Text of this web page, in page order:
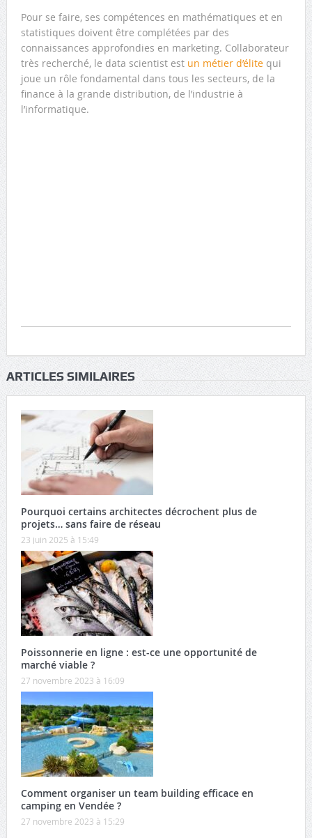
Pour se faire, ses compétences en mathématiques et en
statistiques doivent être complétées par des
connaissances approfondies en marketing. Collaborateur
très recherché, le data scientist est un métier d’élitequi
joue un rôle fondamental dans tous les secteurs, de la
finance à la grande distribution, de l’industrie à
l’informatique.
ARTICLES SIMILAIRES
Pourquoi certains architectes décrochent plus de
projets… sans faire de réseau
23 juin 2025 à 15:49
Poissonnerie en ligne : est-ce une opportunité de
marché viable ?
27 novembre 2023 à 16:09
Comment organiser un team building efficace en
camping en Vendée ?
27 novembre 2023 à 15:29